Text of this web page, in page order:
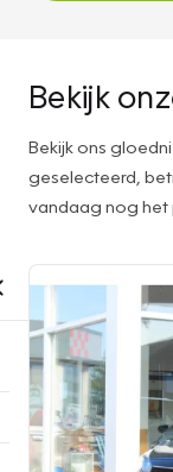
Bekijk
Bekijk ons
geselecteerd,
vandaag nog het